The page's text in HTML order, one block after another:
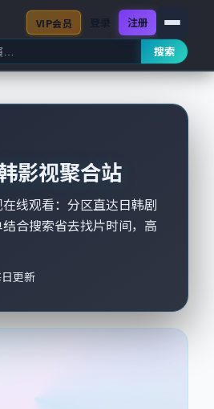
搜索
VIP会员 注册
影视聚合站
线观看：分区直达日韩剧
合搜索省去找片时间，高
更新